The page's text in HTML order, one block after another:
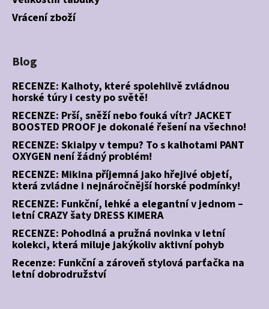
Vrácení zboží
Blog
RECENZE: Kalhoty, které spolehlivě zvládnou
horské túry i cesty po světě!
RECENZE: Prší, sněží nebo fouká vítr? JACKET
BOOSTED PROOF je dokonalé řešení na všechno!
RECENZE: Skialpy v tempu? To s kalhotami PANT
OXYGEN není žádný problém!
RECENZE: Mikina příjemná jako hřejivé objetí,
která zvládne i nejnáročnější horské podmínky!
RECENZE: Funkční, lehké a elegantní v jednom –
letní CRAZY šaty DRESS KIMERA
RECENZE: Pohodlná a pružná novinka v letní
kolekci, která miluje jakýkoliv aktivní pohyb
Recenze: Funkční a zároveň stylová parťačka na
letní dobrodružství